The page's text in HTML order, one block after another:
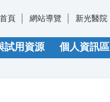
頁 網站導覽 新光醫院
試用資源 個人資訊區